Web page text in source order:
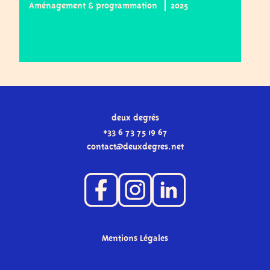
Aménagement & programmation 2025
deux degrés
+33 6 73 75 19 67
contact@deuxdegres.net
Mentions Légales